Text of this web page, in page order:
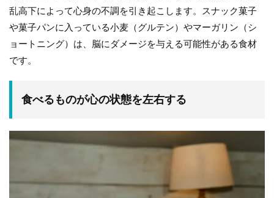
乱高下によって心身の不調を引き起こします。スナック菓子
や菓子パンに入っている小麦（グルテン）やマーガリン（シ
ョートニング）は、脳にダメージを与える可能性がある食材
です。
食べるものが心の状態を左右する